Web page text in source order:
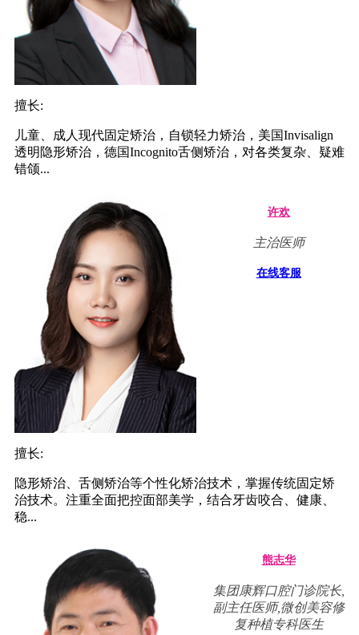
擅长:
儿童、成人现代固定矫治，自锁轻力矫治，美国Invisalign
透明隐形矫治，德国Incognito舌侧矫治，对各类复杂、疑难
错颌...
许欢
主治医师
在线客服
擅长:
隐形矫治、舌侧矫治等个性化矫治技术，掌握传统固定矫
治技术。注重全面把控面部美学，结合牙齿咬合、健康、
稳...
熊志华
集团康辉口腔门诊院长,
副主任医师,微创美容修
复种植专科医生